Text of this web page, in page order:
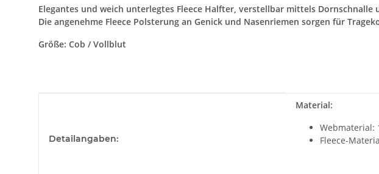
Elegantes und weich unterlegtes Fleece Halfter, verstellbar mittels
Die angenehme Fleece Polsterung an Genick und Nasenriemen sorgen für
Größe: Cob / Vollblut
Detailangaben:
Material:
Webmaterial:
Fleece-